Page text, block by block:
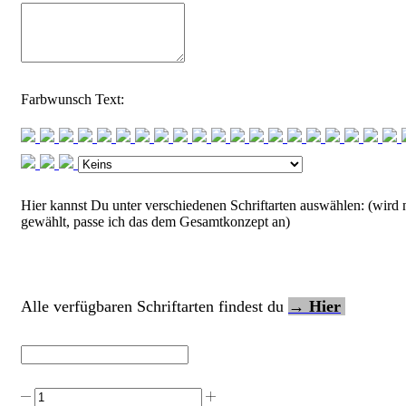
Farbwunsch Text:
Hier kannst Du unter verschiedenen Schriftarten auswählen: (wird
gewählt, passe ich das dem Gesamtkonzept an)
Alle verfügbaren Schriftarten findest du → Hier
Geschwisterschultüte